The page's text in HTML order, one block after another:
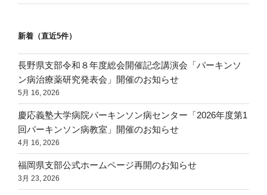
新着（直近5件）
長野県支部令和８年度総会開催記念講演会「パーキンソ
ン病治療薬研究発表会」開催のお知らせ
5月 16, 2026
慶応義塾大学病院パーキンソン病センター「2026年度第1
回パーキンソン病教室」開催のお知らせ
4月 16, 2026
福岡県支部公式ホームページ再開のお知らせ
3月 23, 2026